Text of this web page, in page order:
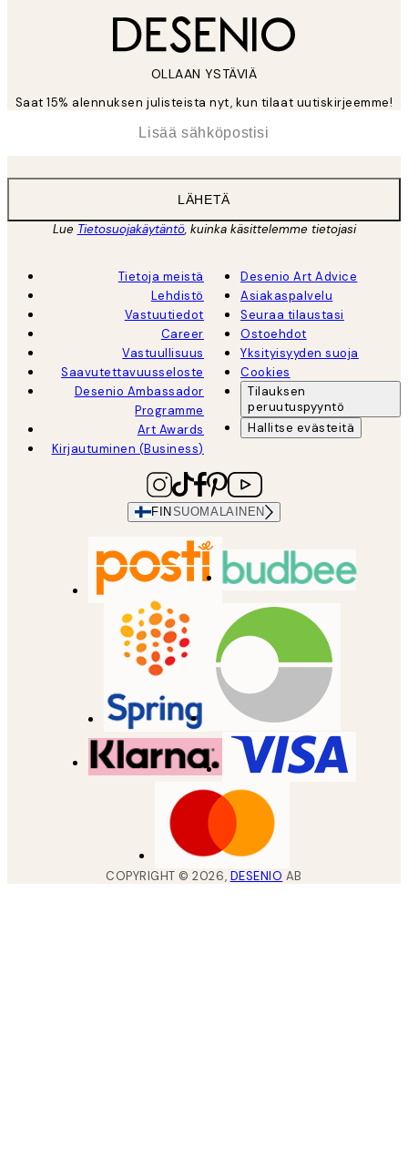
OLLAAN YSTÄVIÄ
Saat 15% alennuksen julisteista nyt, kun tilaat uutiskirjeemme!
LÄHETÄ
Lue Tietosuojakäytäntö, kuinka käsittelemme tietojasi
Tietoja meistä
Lehdistö
Vastuutiedot
Career
Vastuullisuus
Saavutettavuusseloste
Desenio Ambassador
Programme
Art Awards
Kirjautuminen (Business)
Desenio Art Advice
Asiakaspalvelu
Seuraa tilaustasi
Ostoehdot
Yksityisyyden suoja
Cookies
Tilauksen
peruutuspyyntö
Hallitse evästeitä
FIN SUOMALAINEN
COPYRIGHT ©2026, DESENIO AB